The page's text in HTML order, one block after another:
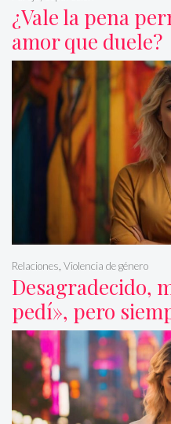
¿Vale la pena
amor que duele?
Desagradecido,
pedí», pero
Relaciones, Violencia de género